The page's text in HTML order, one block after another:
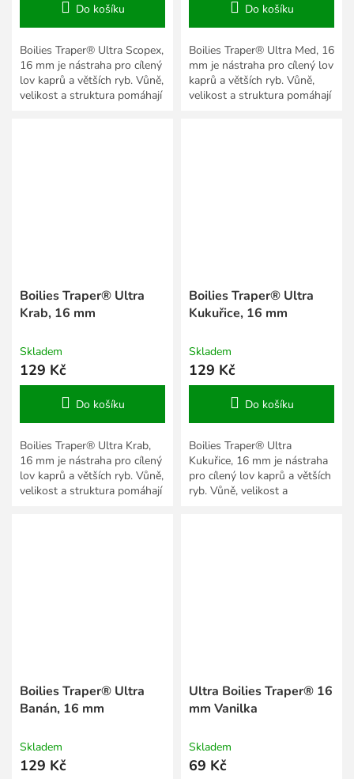
Do košíku
Boilies Traper® Ultra Scopex,
16 mm je nástraha pro cílený
lov kaprů a větších ryb. Vůně,
velikost a struktura pomáhají
Do košíku
Boilies Traper® Ultra Med, 16
mm je nástraha pro cílený lov
kaprů a větších ryb. Vůně,
velikost a struktura pomáhají
Boilies Traper® Ultra
Krab, 16 mm
Skladem
129 Kč
Do košíku
Boilies Traper® Ultra Krab,
16 mm je nástraha pro cílený
lov kaprů a větších ryb. Vůně,
velikost a struktura pomáhají
Boilies Traper® Ultra
Kukuřice, 16 mm
Skladem
129 Kč
Do košíku
Boilies Traper® Ultra
Kukuřice, 16 mm je nástraha
pro cílený lov kaprů a větších
ryb. Vůně, velikost a
Boilies Traper® Ultra
Banán, 16 mm
Skladem
129 Kč
Ultra Boilies Traper® 16
mm Vanilka
Skladem
69 Kč